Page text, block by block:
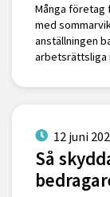
Många företag
med
anställningen
12 juni
Så